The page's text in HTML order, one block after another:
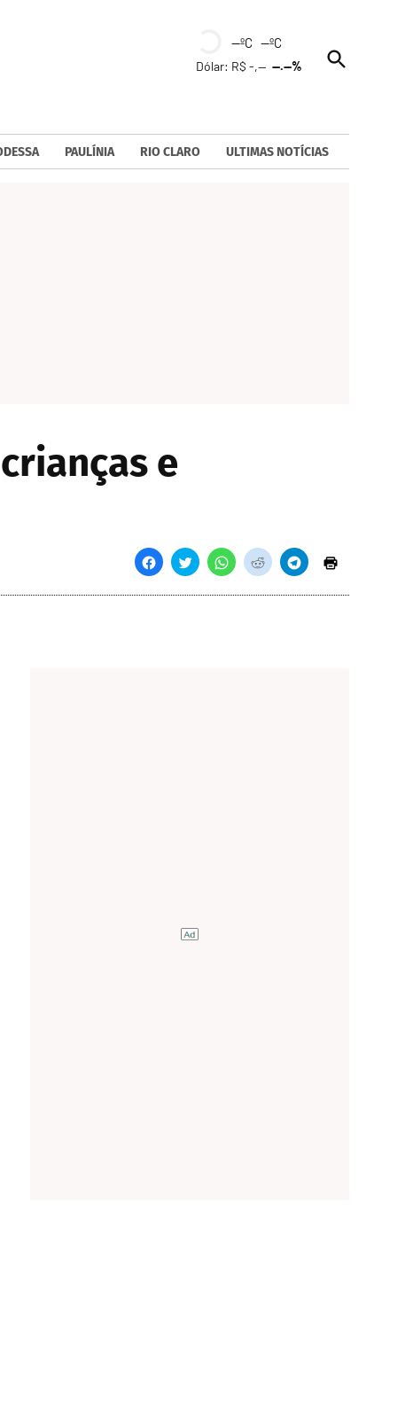
--ºC --ºC
Dólar: R$ -,----.--%
Open
Search
PAULÍNIA RIO CLARO ULTIMAS NOTÍCIAS
e